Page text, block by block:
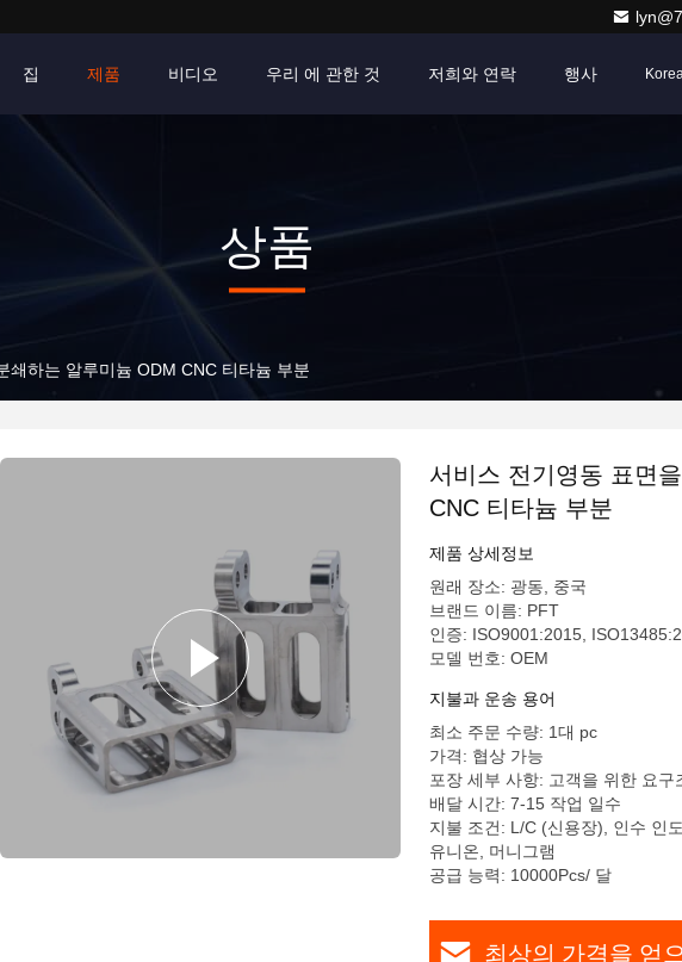
집 제품 비디오 우리 에 관한 것 저희와 연락 행사
상품
쇄하는 알루미늄 ODM CNC 티타늄 부분
서비스 전기영동 표면
CNC 티타늄 부분
제품 상세정보
원래 장소: 광동, 중국
브랜드 이름: PFT
인증: ISO9001:2015,
모델 번호: OEM
지불과 운송 용어
최소 주문 수량: 1대 pc
가격: 협상 가능
포장 세부 사항: 고객을 위한 요구
배달 시간: 7-15 작업 일수
지불 조건: L/C (신용장), 인수 인
유니온, 머니그램
공급 능력: 10000Pcs/ 달
최상의 가격을 얻